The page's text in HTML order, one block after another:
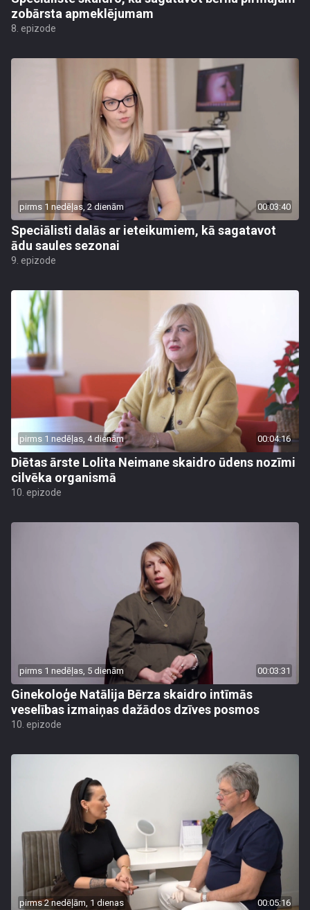
zobārsta apmeklējumam
8. epizode
pirms 1 nedēļas, 2 dienām 00:03:40
Speciālisti dalās ar ieteikumiem, kā sagatavot
ādu saules sezonai
9. epizode
pirms 1 nedēļas, 4 dienām 00:04:16
Diētas ārste Lolita Neimane skaidro ūdens nozīmi
cilvēka organismā
10. epizode
pirms 1 nedēļas, 5 dienām 00:03:31
Ginekoloģe Natālija Bērza skaidro intīmās
veselības izmaiņas dažādos dzīves posmos
10. epizode
pirms 2 nedēļām, 1 dienas 00:05:16